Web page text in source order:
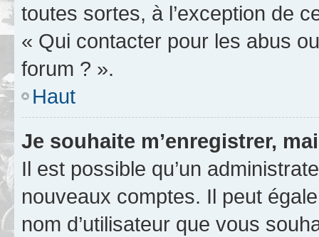
toutes sortes, à l’exception de
« Qui contacter pour les abus
forum ? ».
Haut
Je souhaite m’enregistrer,
Il est possible qu’un
nouveaux comptes. Il peut
nom d’utilisateur que vous